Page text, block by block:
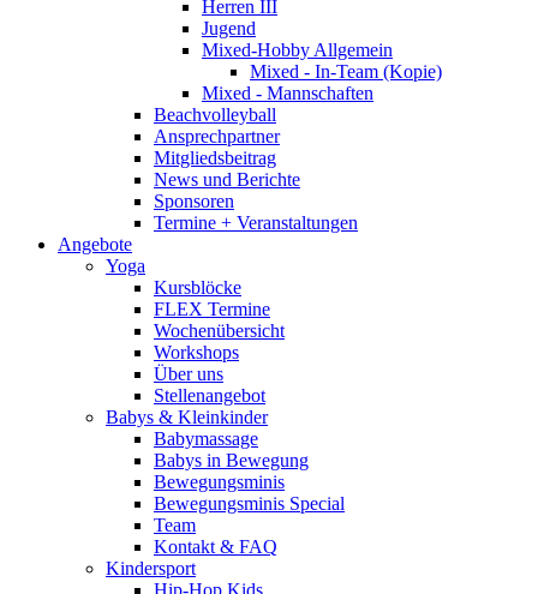
Herren III
Jugend
Mixed-Hobby Allgemein
Mixed - In-Team (Kopie)
Mixed - Mannschaften
Beachvolleyball
Ansprechpartner
Mitgliedsbeitrag
News und Berichte
Sponsoren
Termine + Veranstaltungen
Angebote
Yoga
Kursblöcke
FLEX Termine
Wochenübersicht
Workshops
Über uns
Stellenangebot
Babys & Kleinkinder
Babymassage
Babys in Bewegung
Bewegungsminis
Bewegungsminis Special
Team
Kontakt & FAQ
Kindersport
Hip-Hop Kids